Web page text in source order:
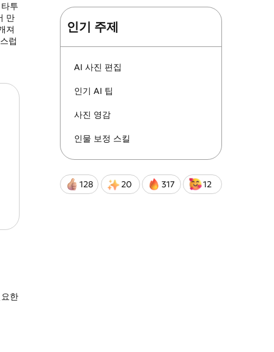
한 AI 맞춤
효과를 통해 놀라운 크리
투
만
져
럽
한
인기 주제
AI 사진 편집
인기 AI 팁
사진 영감
인물 보정 스킬
128 20 317 12